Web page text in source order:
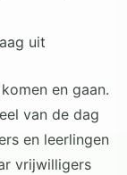
uit
en gaan.
van de dag
en leerlingen
vrijwilligers